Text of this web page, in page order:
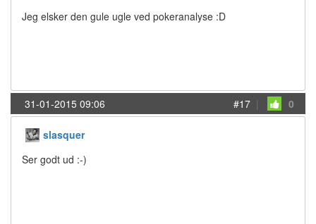
Jeg elsker den gule ugle ved pokeranalyse :D
31-01-2015 09:06 #17 | 0
slasquer
Ser godt ud :-)